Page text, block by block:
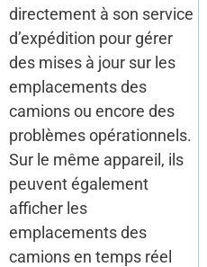
directement à son service
d’expédition pour gérer
des mises à jour sur les
emplacements des
camions ou encore des
problèmes opérationnels.
Sur le même appareil, ils
peuvent également
afficher les
emplacements des
camions en temps réel